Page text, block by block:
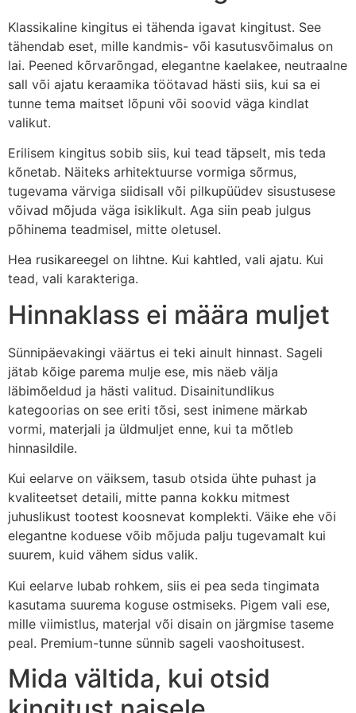
Klassikaline kingitus ei tähenda igavat kingitust. See
tähendab eset, mille kandmis- või kasutusvõimalus on
lai. Peened kõrvarõngad, elegantne kaelakee, neutraalne
sall või ajatu keraamika töötavad hästi siis, kui sa ei
tunne tema maitset lõpuni või soovid väga kindlat
valikut.
Erilisem kingitus sobib siis, kui tead täpselt, mis teda
kõnetab. Näiteks arhitektuurse vormiga sõrmus,
tugevama värviga siidisall või pilkupüüdev sisustusese
võivad mõjuda väga isiklikult. Aga siin peab julgus
põhinema teadmisel, mitte oletusel.
Hea rusikareegel on lihtne. Kui kahtled, vali ajatu. Kui
tead, vali karakteriga.
Hinnaklass ei määra muljet
Sünnipäevakingi väärtus ei teki ainult hinnast. Sageli
jätab kõige parema mulje ese, mis näeb välja
läbimõeldud ja hästi valitud. Disainitundlikus
kategoorias on see eriti tõsi, sest inimene märkab
vormi, materjali ja üldmuljet enne, kui ta mõtleb
hinnasildile.
Kui eelarve on väiksem, tasub otsida ühte puhast ja
kvaliteetset detaili, mitte panna kokku mitmest
juhuslikust tootest koosnevat komplekti. Väike ehe või
elegantne koduese võib mõjuda palju tugevamalt kui
suurem, kuid vähem sidus valik.
Kui eelarve lubab rohkem, siis ei pea seda tingimata
kasutama suurema koguse ostmiseks. Pigem vali ese,
mille viimistlus, materjal või disain on järgmise taseme
peal. Premium-tunne sünnib sageli vaoshoitusest.
Mida vältida, kui otsid